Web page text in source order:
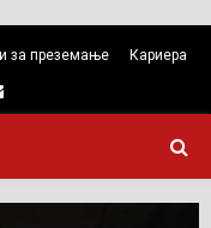
за преземање Кариера
Email